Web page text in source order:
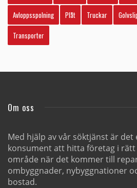
Avloppsspolning
Plåt Truckar
Transporter
Om oss
Med hjälp av vår söktjänst är
konsument att hitta företag i
område när det kommer till
ombyggnader, nybyggnationer
bostad.